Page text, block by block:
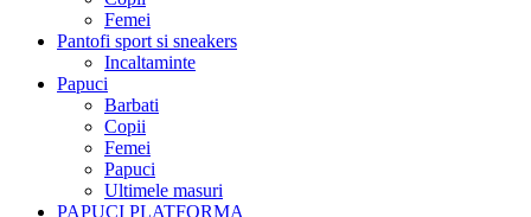
Femei
Pantofi sport si sneakers
Incaltaminte
Papuci
Barbati
Copii
Femei
Papuci
Ultimele masuri
PAPUCI PLATFORMA